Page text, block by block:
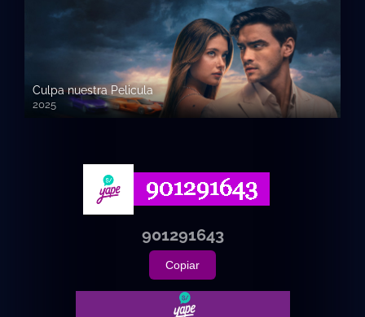
Culpa nuestra Pelicula
2025
720p HD
901291643
Copiar